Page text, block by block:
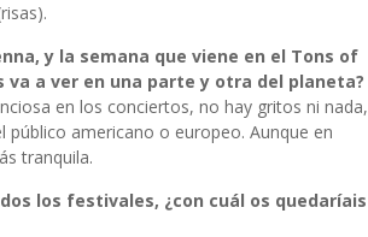
y la semana que viene en el Tons of
va a ver en una parte y otra del planeta?
en los conciertos, no hay gritos ni nada,
americano o europeo. Aunque en
tranquila.
los festivales, ¿con cuál os quedaríais